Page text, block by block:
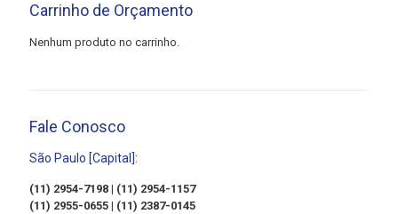
Carrinho de Orçamento
Nenhum produto no carrinho.
Fale Conosco
São Paulo [Capital]:
(11) 2954-7198 | (11) 2954-1157
(11) 2955-0655 | (11) 2387-0145